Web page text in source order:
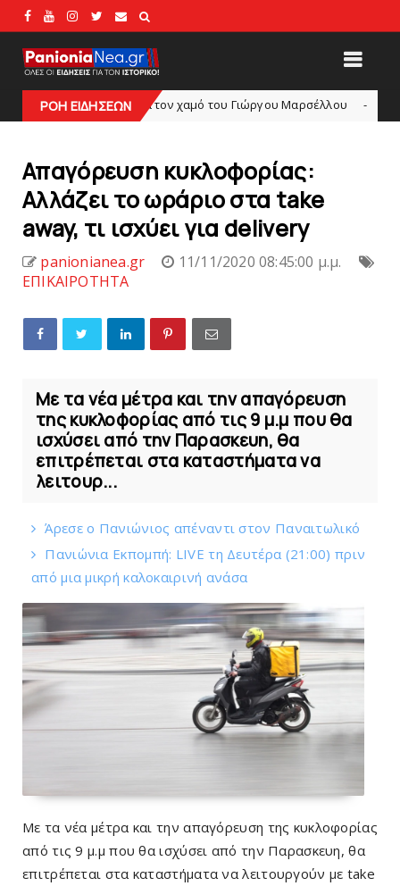
ΡΟΗ ΕΙΔΗΣΕΩΝ
για τον χαμό του Γιώργου Mαρσέλλου slide Ξεκινά η
Απαγόρευση κυκλοφορίας:
Αλλάζει το ωράριο στα take
away, τι ισχύει για delivery
panionianea.gr
11/11/2020 08:45:00 μ.μ.
ΕΠΙΚΑΙΡΟΤΗΤΑ
Με τα νέα μέτρα και την απαγόρευση
της κυκλοφορίας από τις 9 μ.μ που θα
ισχύσει από την Παρασκευη, θα
επιτρέπεται στα καταστήματα να
λειτουρ...
Άρεσε ο Πανιώνιος απέναντι στoν Παναιτωλικό
Πανιώνια Εκπομπή: LIVE τη Δευτέρα (21:00) πριν
από μια μικρή καλοκαιρινή ανάσα
Με τα νέα μέτρα και την απαγόρευση της κυκλοφορίας
από τις 9 μ.μ που θα ισχύσει από την Παρασκευη, θα
επιτρέπεται στα καταστήματα να λειτουργούν με take